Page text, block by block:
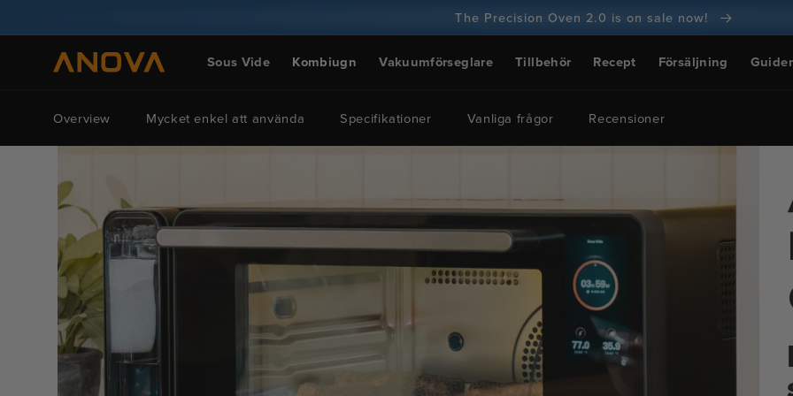
The Precision Oven 2.0 is on sale now!
Sous Vide Kombiugn Vakuumförseglare Tillbehör Recept Försäljning Guider
Overview Mycket enkel att använda Specifikationer Vanliga frågor Recensioner